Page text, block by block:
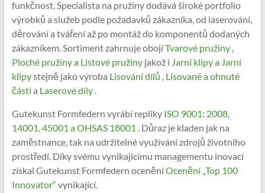
funkčnost. Specialista na pružiny dodává široké portfolio
výrobků a služeb podle požadavků zákazníka, od laserování,
děrování a tváření až po montáž do komponentů dodaných
zákazníkem. Sortiment zahrnuje obojíTvarové pružiny,
Ploché pružinya Listové pružinyjakož i Jarní klipya Jarní
klipystejně jako výroba Lisování dílů ,Lisované a ohnuté
části a Laserové díly.
Gutekunst Formfedern vyrábí replikyISO 9001: 2008,
14001, 45001 a OHSAS 18001 . Důraz je kladen jak na
zaměstnance, tak na udržitelné využívání zdrojů životního
prostředí. Díky svému vynikajícímu managementu inovací
získal Gutekunst Formfedern oceněníOcenění „Top 100
Innovator“ vynikající.